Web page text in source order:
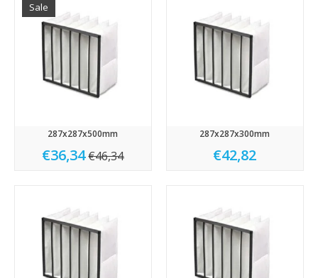
Sale
287x287x500mm
€36,34€46,34
287x287x300mm
€42,82